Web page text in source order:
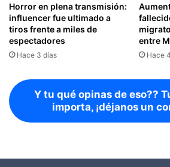
Horror en plena transmisión:
influencer fue ultimado a
tiros frente a miles de
espectadores
Hace 3 días
entre
Hace
Y tu qué opinas de eso??
importa, ¡déjanos un